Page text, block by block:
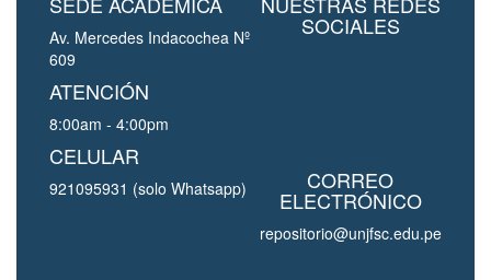
Av. Mercedes Indacochea Nº
609
ATENCIÓN
8:00am - 4:00pm
CELULAR
921095931 (solo Whatsapp)
SOCIALES
CORREO
ELECTRÓNICO
repositorio@unjfsc.edu.pe